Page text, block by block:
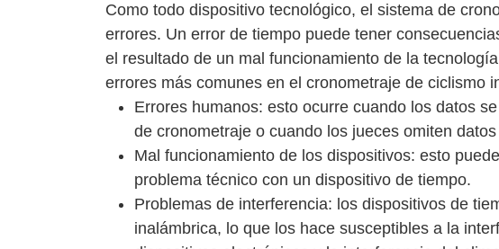
Como todo dispositivo tecnológico, el sistema de
errores. Un error de tiempo puede tener
el resultado de un mal funcionamiento de la
errores más comunes en el cronometraje de ciclismo
Errores humanos: esto ocurre cuando los datos
de cronometraje o cuando los jueces omiten
Mal funcionamiento de los dispositivos: esto
problema técnico con un dispositivo de tiempo.
Problemas de interferencia: los dispositivos de
inalámbrica, lo que los hace susceptibles a la